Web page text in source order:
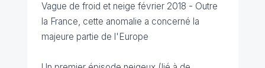
Vague de froid et neige février 2018 - Outre
la France, cette anomalie a concerné la
majeure partie de l'Europe